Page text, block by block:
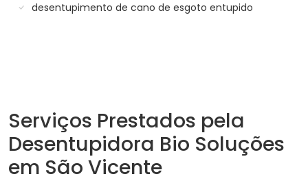
desentupimento de cano de esgoto entupido
Serviços Prestados pela
Desentupidora Bio Soluções
em São Vicente